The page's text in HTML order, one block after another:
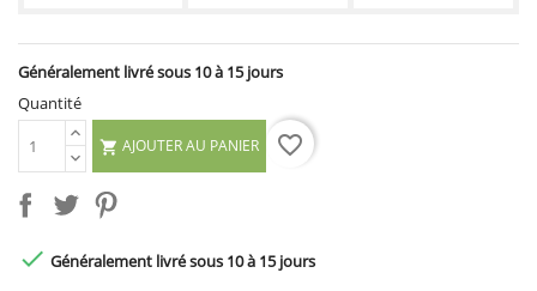
Généralement livré sous 10 à 15 jours
Quantité
 AJOUTER AU PANIER favorite_border
 Généralement livré sous 10 à 15 jours